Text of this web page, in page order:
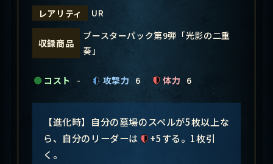
レアリティ
UR
収録商品
ブースターパック第9弾「光影の二重
奏」
コスト - 攻撃力 6 体力 6
【進化時】自分の墓場のスペルが5枚以上な
ら、自分のリーダーは
+5する。1枚引
く。